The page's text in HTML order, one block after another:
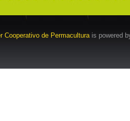
Cooperativo de Permaculturais powered